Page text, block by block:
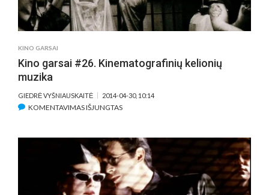
J.
VAN
WISSEMAS
KINO GARSAI
Kino garsai #26. Kinematografinių kelionių
muzika
GIEDRĖ VYŠNIAUSKAITĖ 2014-04-30, 10:14
KOMENTAVIMAS IŠJUNGTASĮRAŠE
#26.
KINEMATOGRAFINIŲ
KELIONIŲ
MUZIKA